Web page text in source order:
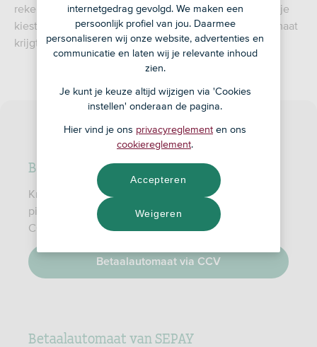
rekening bij ons? Dan krijg je bij CCV 20% korting. Of je
kiest voor SEPAY waar je € 49 korting per betaalautomaat
krijgt.
Betaalautomaat van CCV
Krijg 20% korting op de aankoopprijs van een
pinautomaat van CCV. Die korting krijg je op de
CCV Compact en CCV Mobile.
Betaalautomaat via CCV
Betaalautomaat van SEPAY
internetgedrag gevolgd. We maken een
persoonlijk profiel van jou. Daarmee
personaliseren wij onze website, advertenties en
communicatie en laten wij je relevante inhoud
zien.
Je kunt je keuze altijd wijzigen via 'Cookies
instellen' onderaan de pagina.
Hier vind je ons privacyreglement en ons
cookiereglement.
Weigeren
Accepteren